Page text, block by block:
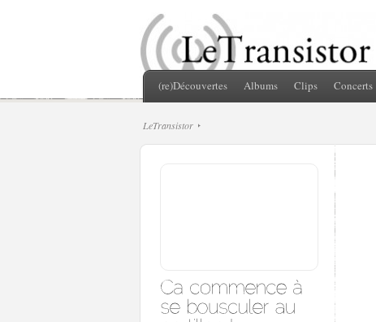
(re)Découvertes Albums Clips Concerts
LeTransistor